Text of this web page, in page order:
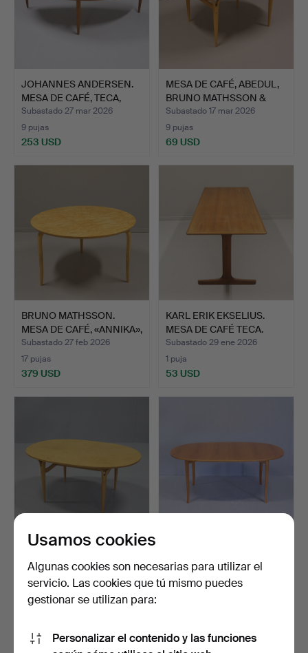
JOHANNES ANDERSEN.
MESA DE CAFÉ, TECA,
MAD…
Subastado 27 mar 2026
9 pujas
253 USD
MESA DE CAFÉ, ABEDUL,
BRUNO MATHSSON &
PIE…
Subastado 17 mar 2026
9 pujas
69 USD
BRUNO MATHSSON.
MESA DE CAFÉ, «ANNIKA»,
DU…
Subastado 27 feb 2026
17 pujas
379 USD
KARL ERIK EKSELIUS.
MESA DE CAFÉ TECA.
SUS…
Subastado 29 ene 2026
1 puja
53 USD
BRUNO MATHSSON.
MESA DE CAFÉ,
MATHSSON INT…
Subastado 29 oct 2025
7 pujas
64 USD
DE CAFÉ, «OVALEN»,
CAR…
Subastado 26 ago 2025
7 pujas
Usamos cookies
Algunas cookies son necesarias para utilizar el
servicio. Las cookies que tú mismo puedes
gestionar se utilizan para:
Personalizar el contenido y las funciones